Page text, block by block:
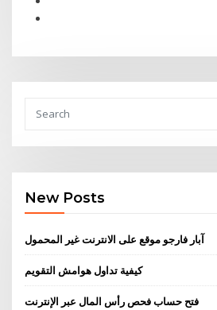
New Posts
آبار فارجو موقع على الانترنت غير المحمول
كيفية تداول هوامش التقويم
فتح حساب فحص رأس المال عبر الإنترنت